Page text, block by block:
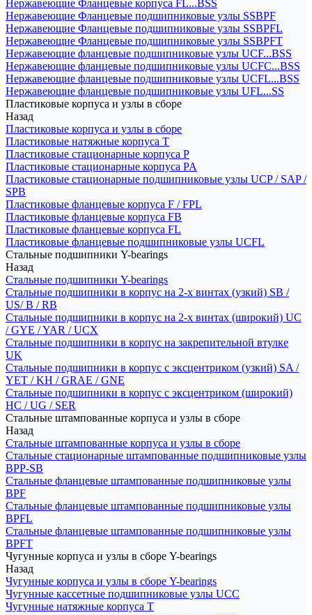
Нержавеющие Фланцевые корпуса FL...BSS
Нержавеющие Фланцевые подшипниковые узлы SSBPF
Нержавеющие Фланцевые подшипниковые узлы SSBPFL
Нержавеющие Фланцевые подшипниковые узлы SSBPFT
Нержавеющие фланцевые подшипниковые узлы UCF...BSS
Нержавеющие фланцевые подшипниковые узлы UCFC...BSS
Нержавеющие фланцевые подшипниковые узлы UCFL...BSS
Нержавеющие фланцевые подшипниковые узлы UFL...SS
Пластиковые корпуса и узлы в сборе
Назад
Пластиковые корпуса и узлы в сборе
Пластиковые натяжные корпуса T
Пластиковые стационарные корпуса P
Пластиковые стационарные корпуса PA
Пластиковые стационарные подшипниковые узлы UCP / SAP /
SPB
Пластиковые фланцевые корпуса F / FPL
Пластиковые фланцевые корпуса FB
Пластиковые фланцевые корпуса FL
Пластиковые фланцевые подшипниковые узлы UCFL
Стальные подшипники Y-bearings
Назад
Стальные подшипники Y-bearings
Стальные подшипники в корпус на 2-х винтах (узкий) SB /
US/ B / RB
Стальные подшипники в корпус на 2-х винтах (широкий) UC
/ GYE / YAR / UCX
Стальные подшипники в корпус на закрепительной втулке
UK
Стальные подшипники в корпус с эксцентриком (узкий) SA /
YET / KH / GRAE / GNE
Стальные подшипники в корпус с эксцентриком (широкий)
HC / UG / SER
Стальные штампованные корпуса и узлы в сборе
Назад
Стальные штампованные корпуса и узлы в сборе
Стальные стационарные штампованные подшипниковые узлы
BPP-SB
Стальные фланцевые штампованные подшипниковые узлы
BPF
Стальные фланцевые штампованные подшипниковые узлы
BPFL
Стальные фланцевые штампованные подшипниковые узлы
BPFT
Чугунные корпуса и узлы в сборе Y-bearings
Назад
Чугунные корпуса и узлы в сборе Y-bearings
Чугунные кассетные подшипниковые узлы UCC
Чугунные натяжные корпуса T